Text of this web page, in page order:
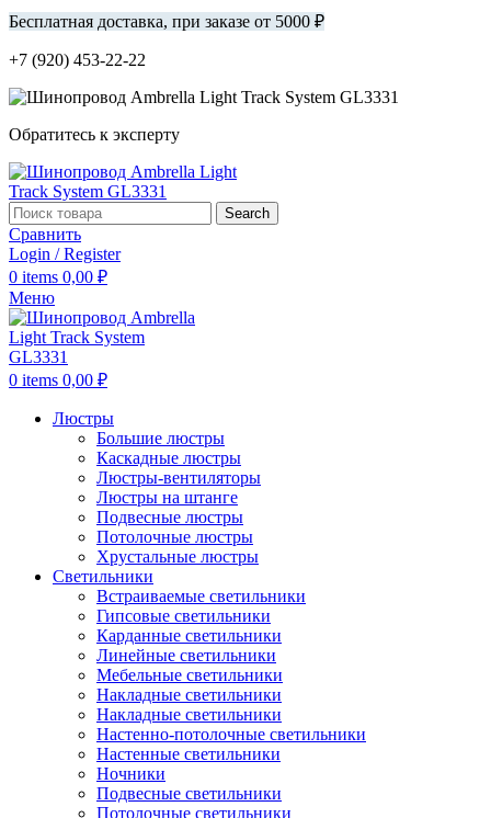
Бесплатная доставка, при заказе от 5000 ₽
+7 (920) 453-22-22
Обратитесь к эксперту
Search
Сравнить
Login / Register
0 items 0,00 ₽
Меню
0 items 0,00 ₽
Люстры
Большие люстры
Каскадные люстры
Люстры-вентиляторы
Люстры на штанге
Подвесные люстры
Потолочные люстры
Хрустальные люстры
Светильники
Встраиваемые светильники
Гипсовые светильники
Карданные светильники
Линейные светильники
Мебельные светильники
Накладные светильники
Накладные светильники
Настенно-потолочные светильники
Настенные светильники
Ночники
Подвесные светильники
Потолочные светильники